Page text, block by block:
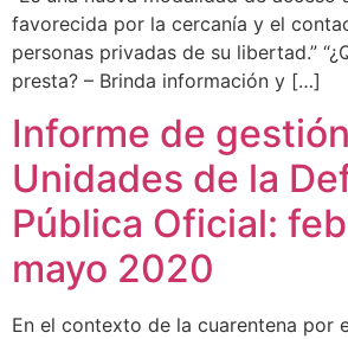
favorecida por la cercanía y el
personas privadas de su libertad.”
presta? – Brinda información y […]
Informe de
Unidades de la
Pública Oficial:
mayo 2020
En el contexto de la cuarentena por